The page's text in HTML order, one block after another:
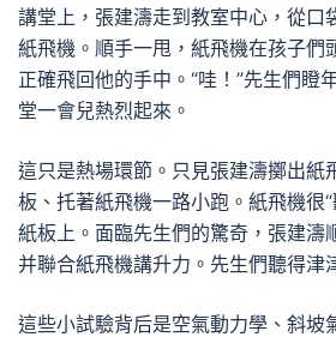
講堂上，張建濤走到教室中心，從口
紙飛機。順手一甩，紙飛機在孩子們
正確飛回他的手中。“哇！”先生們瞪
堂一會兒熱烈起來。
這只是熱場環節。只見張建濤擲出紙
板、托著紙飛機一路小跑。紙飛機很
紙板上。面臨先生們的驚奇，張建濤
并聯合紙飛機講升力。先生們聽得津
這些小試驗背后是空氣動力學、斜坡